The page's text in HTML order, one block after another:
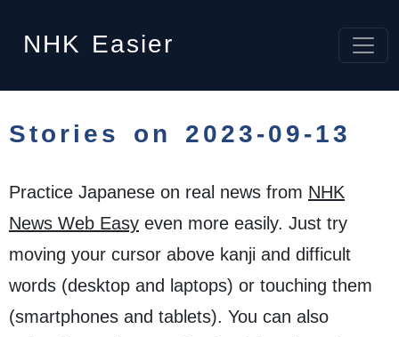
NHK Easier
Stories on 2023-09-13
Practice Japanese on real news from NHK
News Web Easy even more easily. Just try
moving your cursor above kanji and difficult
words (desktop and laptops) or touching them
(smartphones and tablets). You can also